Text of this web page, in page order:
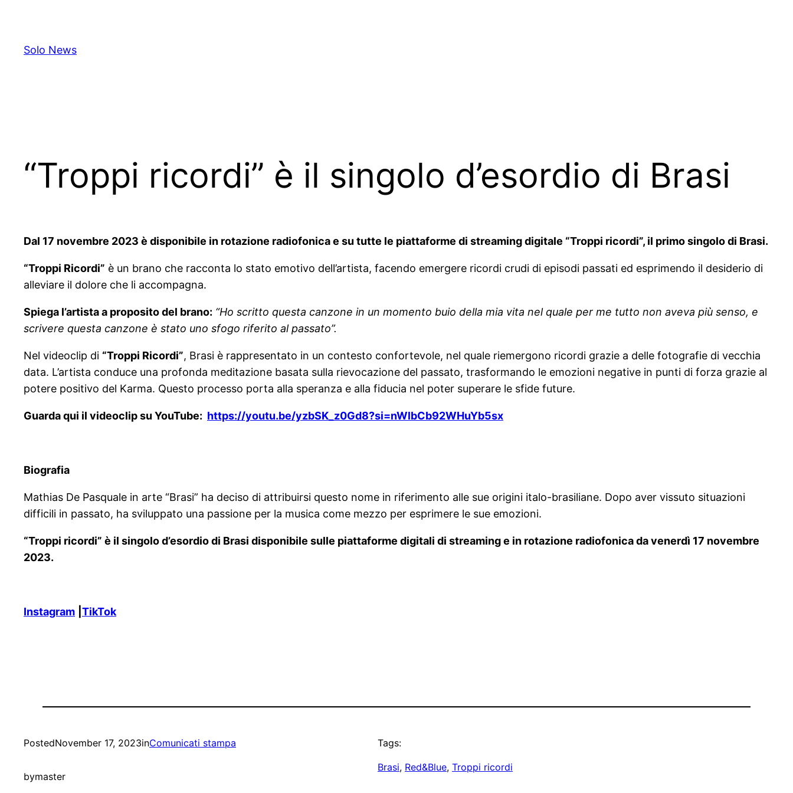
content
Solo News
“Troppi ricordi” è il singolo d’esordio di Brasi
Dal 17 novembre 2023 è disponibile in rotazione radiofonica e su tutte le piattaforme di streaming digitale “Troppi ricordi”, il primo singolo di Brasi.
“Troppi Ricordi” è un brano che racconta lo stato emotivo dell’artista, facendo emergere ricordi crudi di episodi passati ed esprimendo il desiderio di
alleviare il dolore che li accompagna.
Spiega l’artista a proposito del brano: “Ho scritto questa canzone in un momento buio della mia vita nel quale per me tutto non aveva più senso, e
scrivere questa canzone è stato uno sfogo riferito al passato”.
Nel videoclip di “Troppi Ricordi”, Brasi è rappresentato in un contesto confortevole, nel quale riemergono ricordi grazie a delle fotografie di vecchia
data. L’artista conduce una profonda meditazione basata sulla rievocazione del passato, trasformando le emozioni negative in punti di forza grazie al
potere positivo del Karma. Questo processo porta alla speranza e alla fiducia nel poter superare le sfide future.
Guarda qui il videoclip su YouTube: https://youtu.be/yzbSK_z0Gd8?si=nWlbCb92WHuYb5sx
Biografia
Mathias De Pasquale in arte “Brasi” ha deciso di attribuirsi questo nome in riferimento alle sue origini italo-brasiliane. Dopo aver vissuto situazioni
difficili in passato, ha sviluppato una passione per la musica come mezzo per esprimere le sue emozioni.
“Troppi ricordi” è il singolo d’esordio di Brasi disponibile sulle piattaforme digitali di streaming e in rotazione radiofonica da venerdì 17 novembre
2023.
Instagram TikTok
PostedNovember 17, 2023inComunicati stampa
bymaster
Tags:
Brasi, Red&Blue, Troppi ricordi